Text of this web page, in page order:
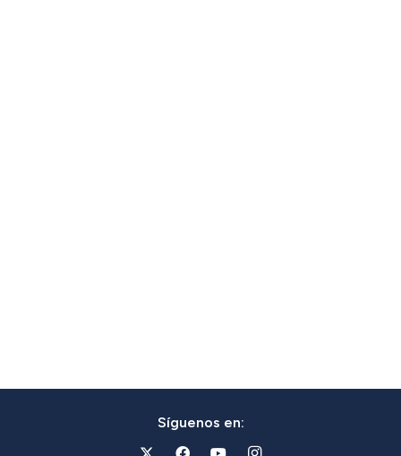
Síguenos en: